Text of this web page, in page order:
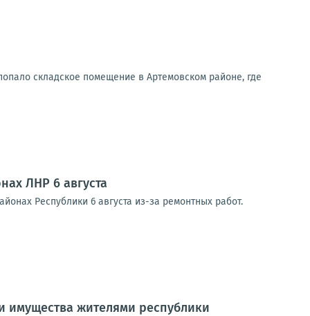
складское помещение в Артемовском районе, где
ЛНР 6 августа
Республики 6 августа из-за ремонтных работ.
имущества жителями республики